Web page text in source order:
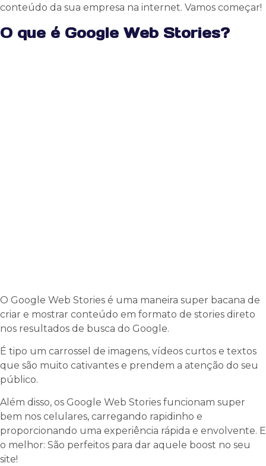
conteúdo da sua empresa na internet. Vamos começar!
O que é Google Web Stories?
O Google Web Stories é uma maneira super bacana de
criar e mostrar conteúdo em formato de stories direto
nos resultados de busca do Google.
É tipo um carrossel de imagens, vídeos curtos e textos
que são muito cativantes e prendem a atenção do seu
público.
Além disso, os Google Web Stories funcionam super
bem nos celulares, carregando rapidinho e
proporcionando uma experiência rápida e envolvente. E
o melhor: São perfeitos para dar aquele boost no seu
site!